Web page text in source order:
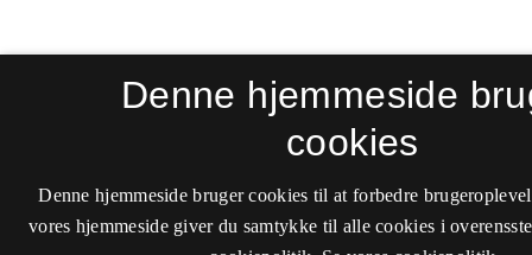
Denne hjemmeside
cookies
Denne hjemmeside bruger cookies til at forbedre
vores hjemmeside giver du samtykke til alle cookies i